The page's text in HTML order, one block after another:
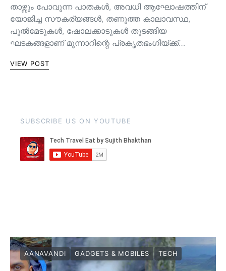
താഴ്ന്നും പോവുന്ന പാതകള്‍, അവധി ആഘോഷത്തിന്
യോജിച്ച സൗകര്യങ്ങള്‍, തണുത്ത കാലാവസ്ഥ,
പുൽമേടുകൾ, ഷോലക്കാടുകൾ തുടങ്ങിയ
ഘടകങ്ങളാണ് മൂന്നാറിന്റെ പ്രകൃതഭംഗിയ്ക്ക്…
VIEW POST
SUBSCRIBE US ON YOUTUBE
AANAVANDI GADGETS & MOBILES TECH